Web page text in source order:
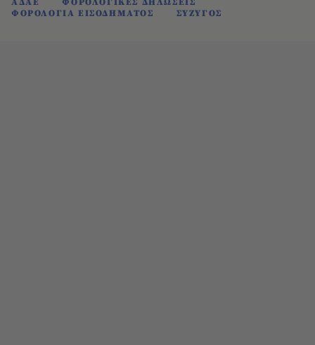
ΦΟΡΟΛΟΓΙΑ ΕΙΣΟΔΗΜΑΤΟΣ
ΣΥΖΥΓΟΣ